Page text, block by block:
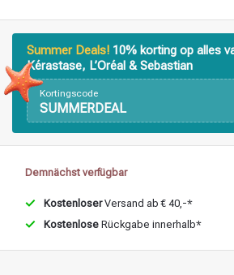
Stylingprodukte
Summer Deals! 10% korting op alles
Kérastase, L’Oréal & Sebastian
Kortingscode
SUMMERDEAL
Demnächst verfügbar
KostenloserVersand ab € 40,-*
Kostenlose Rückgabe innerhalb*